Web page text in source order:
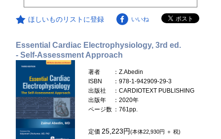
ほしいものリストに登録 いいね
Essential Cardiac Electrophysiology, 3rd ed.
- Self-Assessment Approach
著者
：Z.Abedin
ISBN
：978-1-942909-29-3
出版社
：CARDIOTEXT PUBLISHING
出版年
：2020年
ページ数 ：761pp.
定価 25,223円(本体22,930円 ＋ 税)